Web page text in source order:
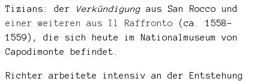
Tizians: der
Verkündigungaus San Rocco und
einer weiteren aus Il Raffronto (ca. 1558-
1559), die sich heute im Nationalmuseum von
Capodimonte befindet.
Richter arbeitete intensiv an der Entstehung